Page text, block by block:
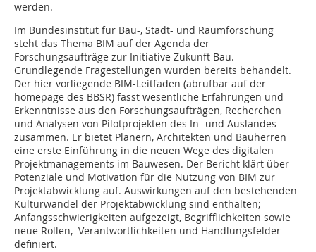
werden.
Im Bundesinstitut für Bau-, Stadt- und Raum­­forschung
steht das Thema BIM auf der Agenda der
Forschungsaufträge zur Initiative Zukunft Bau.
Grundlegende Fragestellungen wurden bereits behandelt.
Der hier vorliegende BIM-Leitfaden (abrufbar auf der
homepage des BBSR) fasst wesentliche Erfahrungen und
Erkenntnisse aus den Forschungsaufträgen, Recherchen
und Analysen von Pilotprojekten des In- und Auslandes
zusammen. Er bietet Planern, Architekten und Bauherren
eine erste Einführung in die neuen Wege des digitalen
Projektmanagements im Bauwesen. Der Bericht klärt über
Potenziale und Motivation für die Nutzung von BIM zur
Projektabwicklung auf. Auswirkungen auf den bestehenden
Kulturwandel der Projektabwicklung sind enthalten;
Anfangsschwierigkeiten aufgezeigt, Begrifflichkeiten sowie
neue Rollen, Verantwortlichkeiten und Handlungsfelder
definiert.